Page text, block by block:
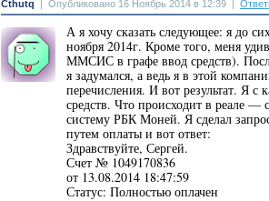
Cthutq | Опубликовано 16 Ноябрь 2014 в 12:39 |
А я хочу сказать следующее: я до
ноября 2014г. Кроме того, меня
ММСИС в графе ввод средств).
я задумался, а ведь я в этой
перечисления. И вот результат. Я
средств. Что происходит в реале —
систему РБК Моней. Я сделал
путем оплаты и вот ответ:
Здравствуйте, Сергей.
Счет № 1049170836
от 13.08.2014 18:47:59
Статус: Полностью оплачен